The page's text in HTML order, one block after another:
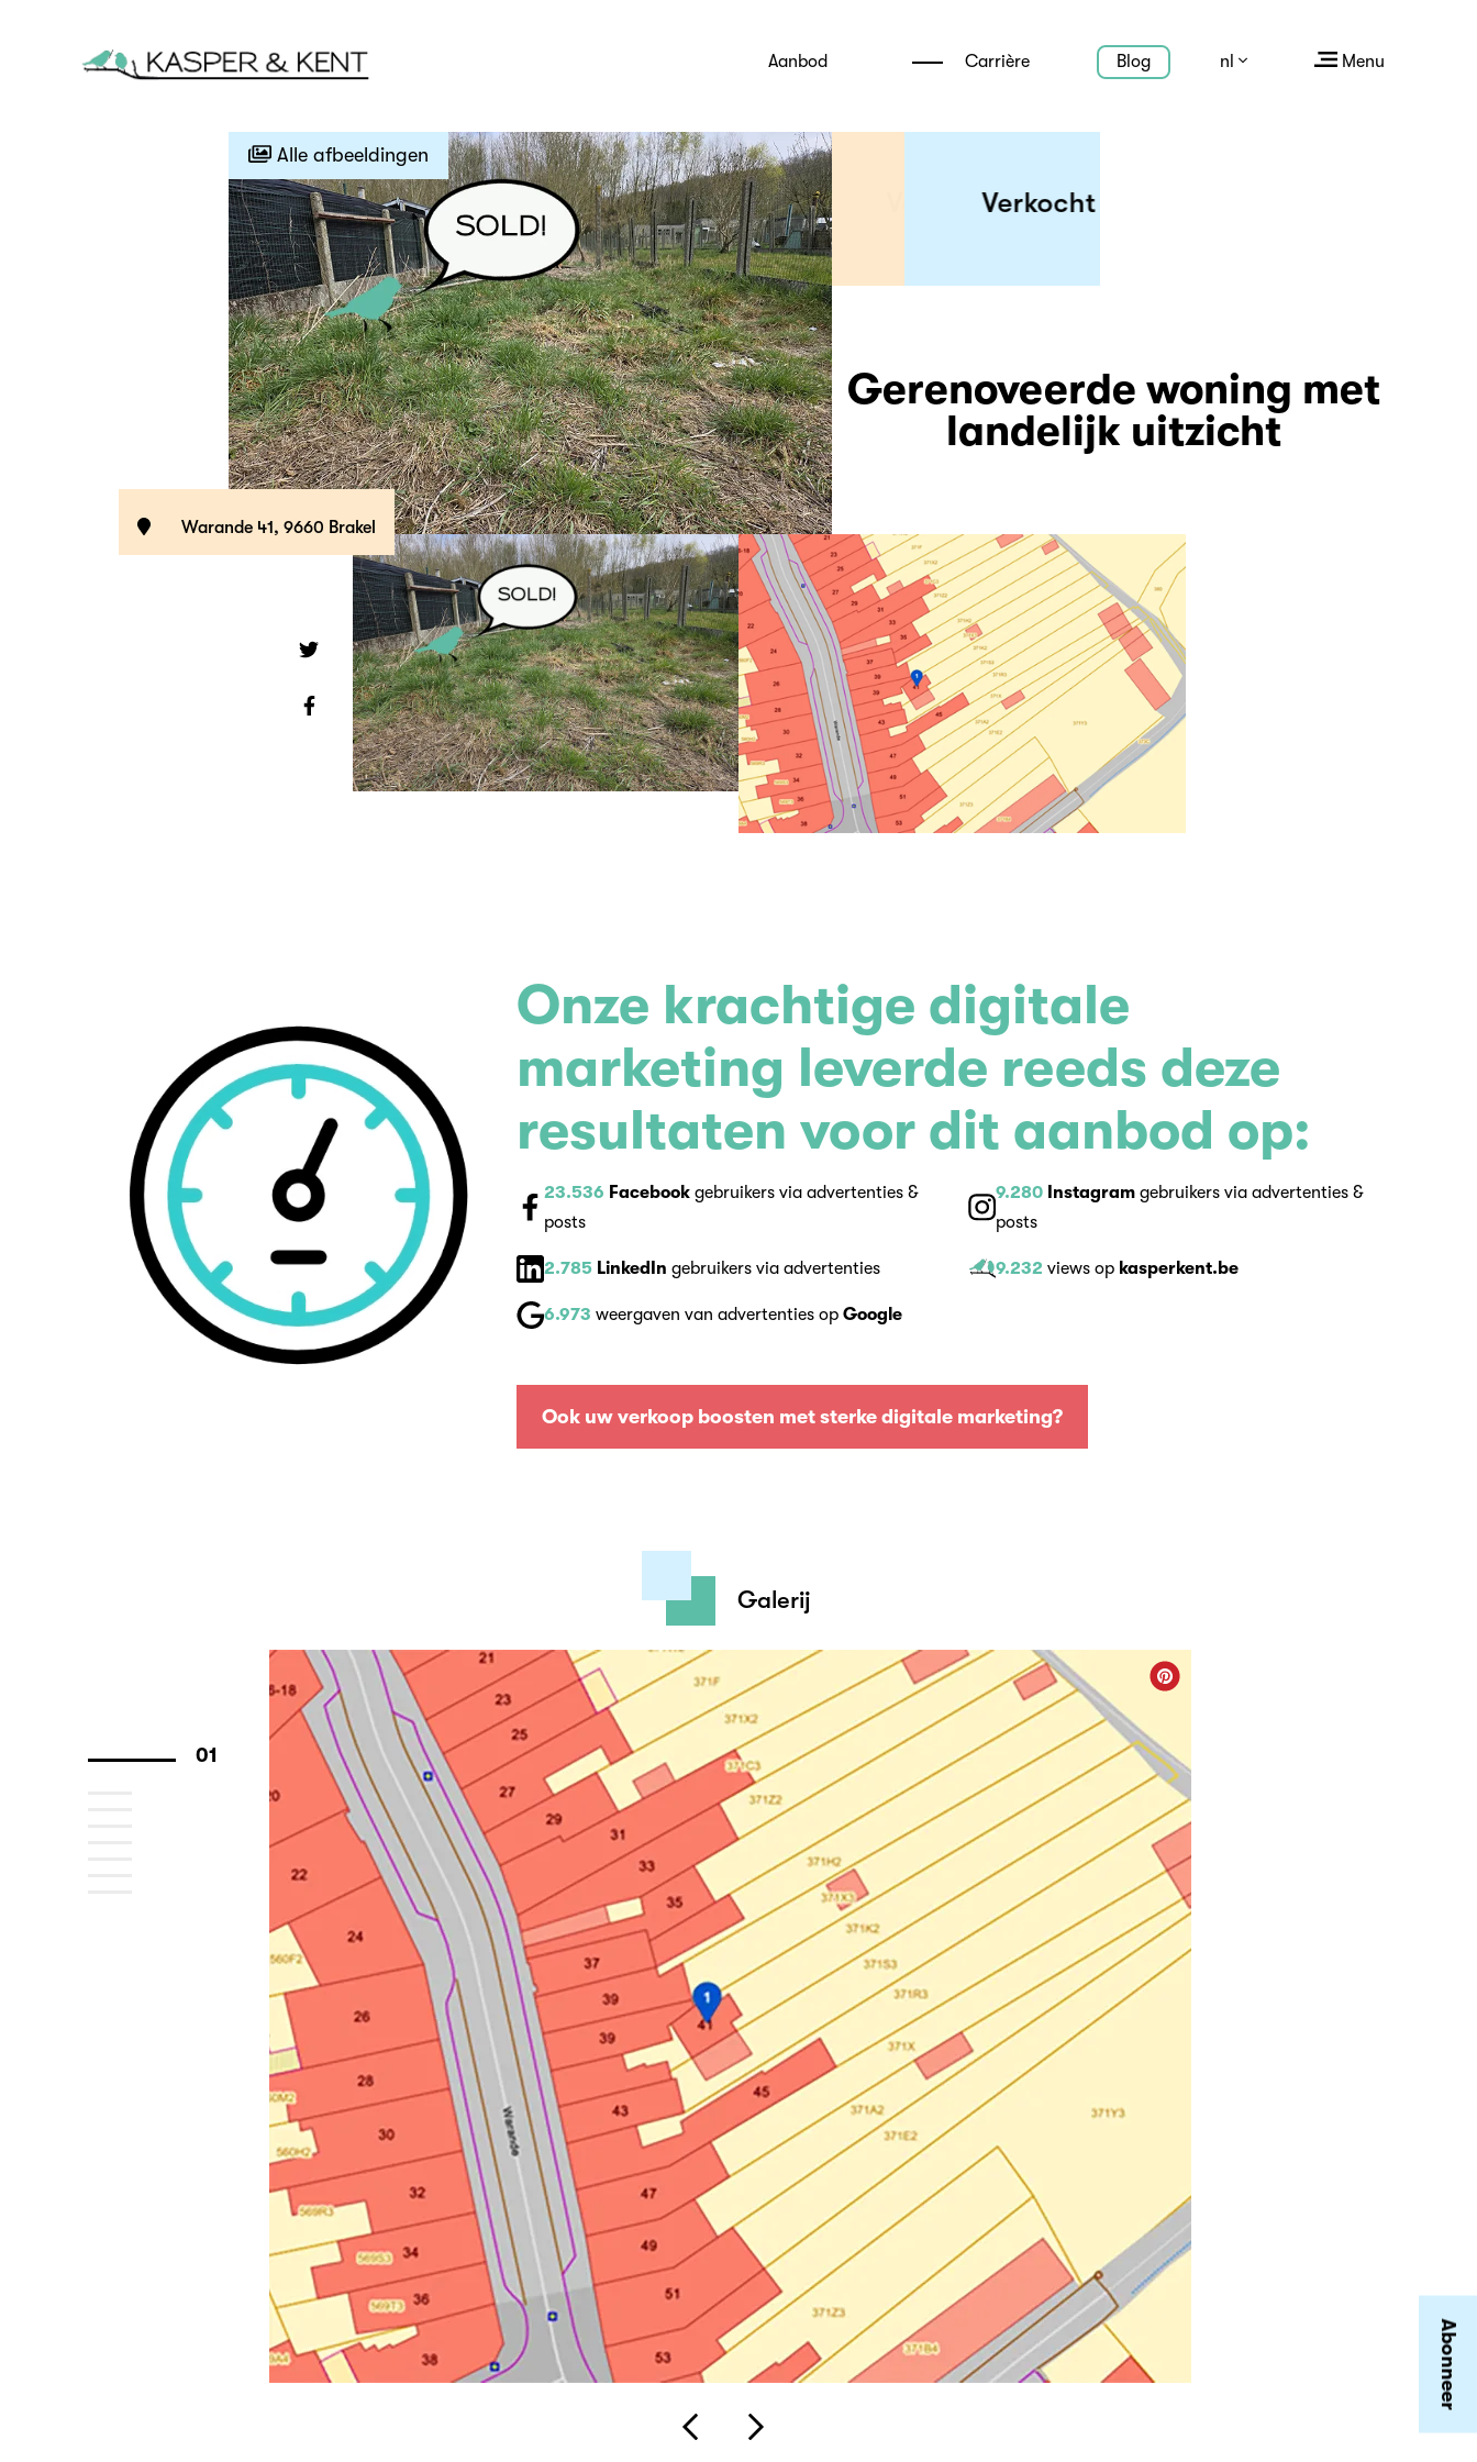
Aanbod Carrière Blog nl Menu
Abonneer
Warande 41, 9660 Brakel
Alle afbeeldingen
Verkocht
Gerenoveerde woning met
landelijk uitzicht
Onze krachtige digitale
marketing leverde reeds deze
resultaten voor dit aanbod op:
23.536 Facebook gebruikers via advertenties &
posts
9.280 Instagram gebruikers via advertenties &
posts
2.785 LinkedIn gebruikers via advertenties 9.232 views op kasperkent.be
6.973 weergaven van advertenties op Google
Ook uw verkoop boosten met sterke digitale marketing?
Galerij